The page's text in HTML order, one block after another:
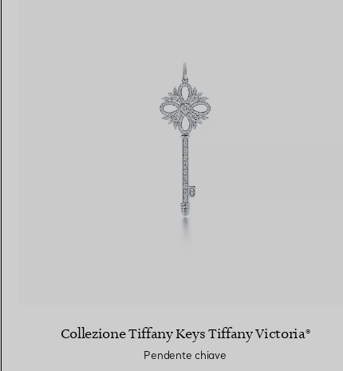
Collezione Tiffany Keys Tiffany Victoria®​
Pendente chiave